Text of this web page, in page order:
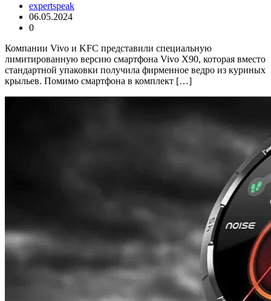
expertspeak
06.05.2024
0
Компании Vivo и KFC представили специальную
лимитированную версию смартфона Vivo X90, которая вместо
стандартной упаковки получила фирменное ведро из куриных
крыльев. Помимо смартфона в комплект […]